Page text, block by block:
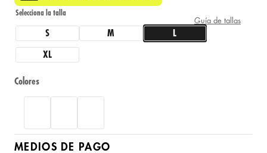
Guía de tallas
S M L
XL
Colores
MEDIOS DE PAGO